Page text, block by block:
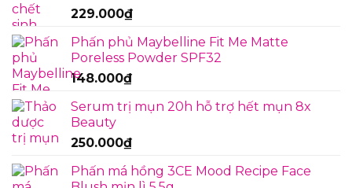
229.000₫
Phấn phủ Maybelline Fit Me Matte
Poreless Powder SPF32
148.000₫
Serum trị mụn 20h hỗ trợ hết mụn 8x
Beauty
250.000₫
Phấn má hồng 3CE Mood Recipe Face